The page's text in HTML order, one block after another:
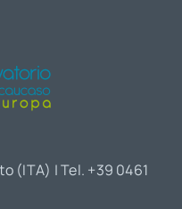
(ITA) | Tel. +39 0461